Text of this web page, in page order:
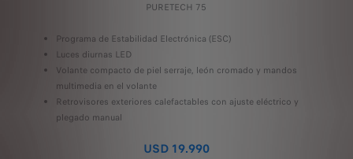
PURETECH 75
Programa de Estabilidad Electrónica (ESC)
Luces diurnas LED
Volante compacto de piel serraje, león cromado y mandos
multimedia en el volante
Retrovisores exteriores calefactables con ajuste eléctrico y
plegado manual
USD 19.990